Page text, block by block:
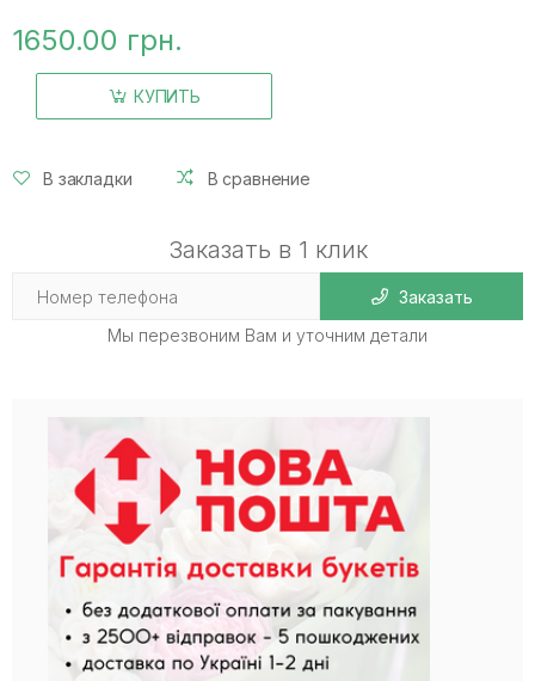
1650.00 грн.
КУПИТЬ
В закладки В сравнение
Заказать в 1 клик
Заказать
Мы перезвоним Вам и уточним детали